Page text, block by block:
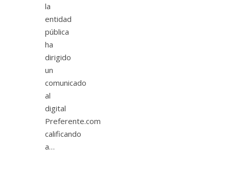
la
entidad
pública
ha
dirigido
un
comunicado
al
digital
Preferente.com
calificando
a…